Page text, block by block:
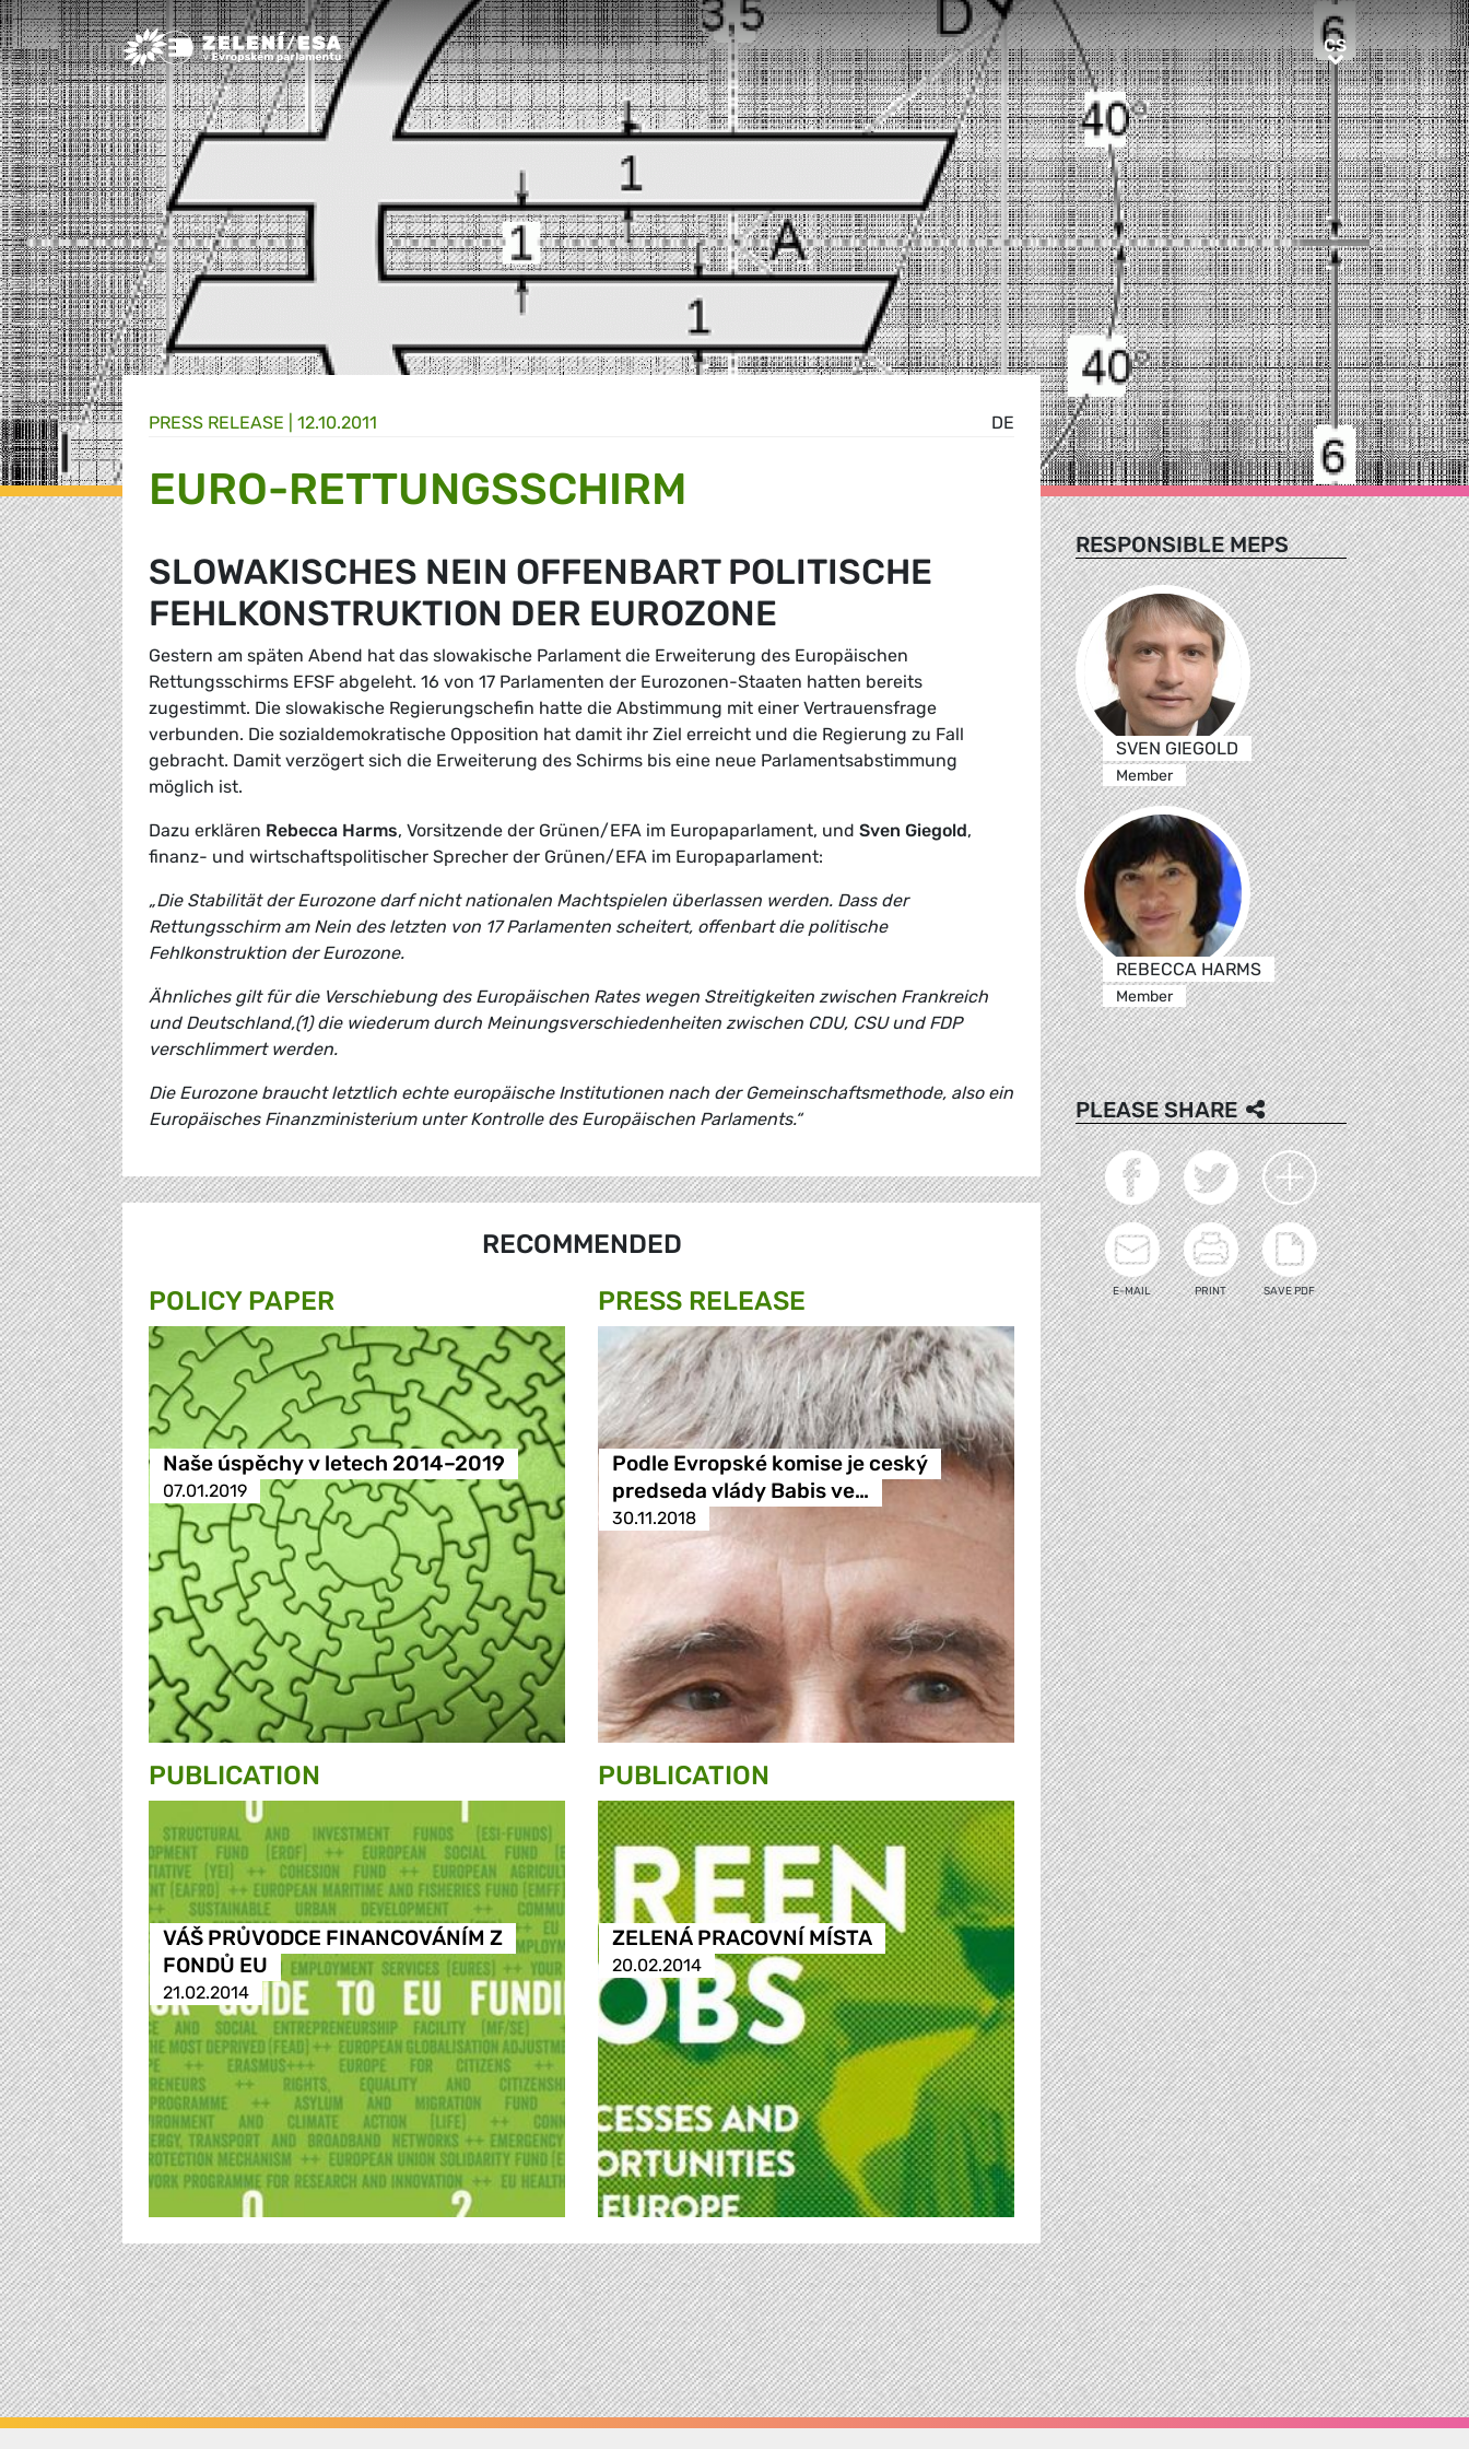
Greens/EFA Home CSCS
DE
PRESS RELEASE | 12.10.2011
EURO-RETTUNGSSCHIRM
SLOWAKISCHES NEIN OFFENBART POLITISCHE
FEHLKONSTRUKTION DER EUROZONE
Gestern am späten Abend hat das slowakische Parlament die Erweiterung des Europäischen
Rettungsschirms EFSF abgeleht. 16 von 17 Parlamenten der Eurozonen-Staaten hatten bereits
zugestimmt. Die slowakische Regierungschefin hatte die Abstimmung mit einer Vertrauensfrage
verbunden. Die sozialdemokratische Opposition hat damit ihr Ziel erreicht und die Regierung zu Fall
gebracht. Damit verzögert sich die Erweiterung des Schirms bis eine neue Parlamentsabstimmung
möglich ist.
Dazu erklären Rebecca Harms, Vorsitzende der Grünen/EFA im Europaparlament, und Sven Giegold,
finanz- und wirtschaftspolitischer Sprecher der Grünen/EFA im Europaparlament:
„Die Stabilität der Eurozone darf nicht nationalen Machtspielen überlassen werden. Dass der
Rettungsschirm am Nein des letzten von 17 Parlamenten scheitert, offenbart die politische
Fehlkonstruktion der Eurozone.
Ähnliches gilt für die Verschiebung des Europäischen Rates wegen Streitigkeiten zwischen Frankreich
und Deutschland,(1) die wiederum durch Meinungsverschiedenheiten zwischen CDU, CSU und FDP
verschlimmert werden.
Die Eurozone braucht letztlich echte europäische Institutionen nach der Gemeinschaftsmethode, also ein
Europäisches Finanzministerium unter Kontrolle des Europäischen Parlaments.“
RECOMMENDED
POLICY PAPER
Naše úspěchy v letech 2014–2019
07.01.2019
PRESS RELEASE
Podle Evropské komise je ceský
predseda vlády Babis ve…
30.11.2018
PUBLICATION
VÁŠ PRŮVODCE FINANCOVÁNÍM Z
FONDŮ EU
21.02.2014
PUBLICATION
ZELENÁ PRACOVNÍ MÍSTA
20.02.2014
RESPONSIBLE MEPS
SVEN GIEGOLD
Member
REBECCA HARMS
Member
PLEASE SHARE
E-MAIL PRINT SAVE PDF